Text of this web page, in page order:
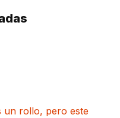
un rollo, pero este